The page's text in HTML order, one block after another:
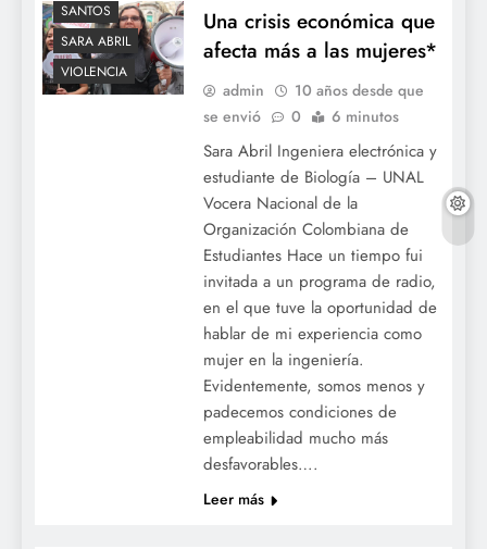
SANTOS
SARA ABRIL
VIOLENCIA
Una crisis económica que
afecta más a las mujeres*
admin
10 años desde que
se envió
0 6 minutos
Sara Abril Ingeniera electrónica y
estudiante de Biología – UNAL
Vocera Nacional de la
Organización Colombiana de
Estudiantes Hace un tiempo fui
invitada a un programa de radio,
en el que tuve la oportunidad de
hablar de mi experiencia como
mujer en la ingeniería.
Evidentemente, somos menos y
padecemos condiciones de
empleabilidad mucho más
desfavorables….
Leer más